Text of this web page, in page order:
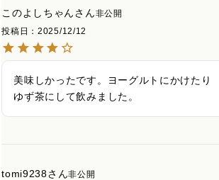
このよしちゃん
非公開
投稿日
2025/12/12
美味しかったです。ヨーグルトにかけたり
ゆず茶にして飲みました。
tomi9238
非公開